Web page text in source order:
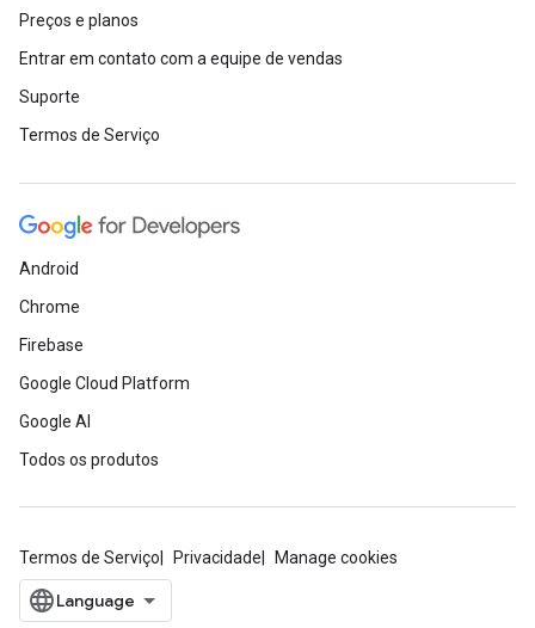
Preços e planos
Entrar em contato com a equipe de vendas
Suporte
Termos de Serviço
Android
Chrome
Firebase
Google Cloud Platform
Google AI
Todos os produtos
Termos de Serviço Privacidade Manage cookies